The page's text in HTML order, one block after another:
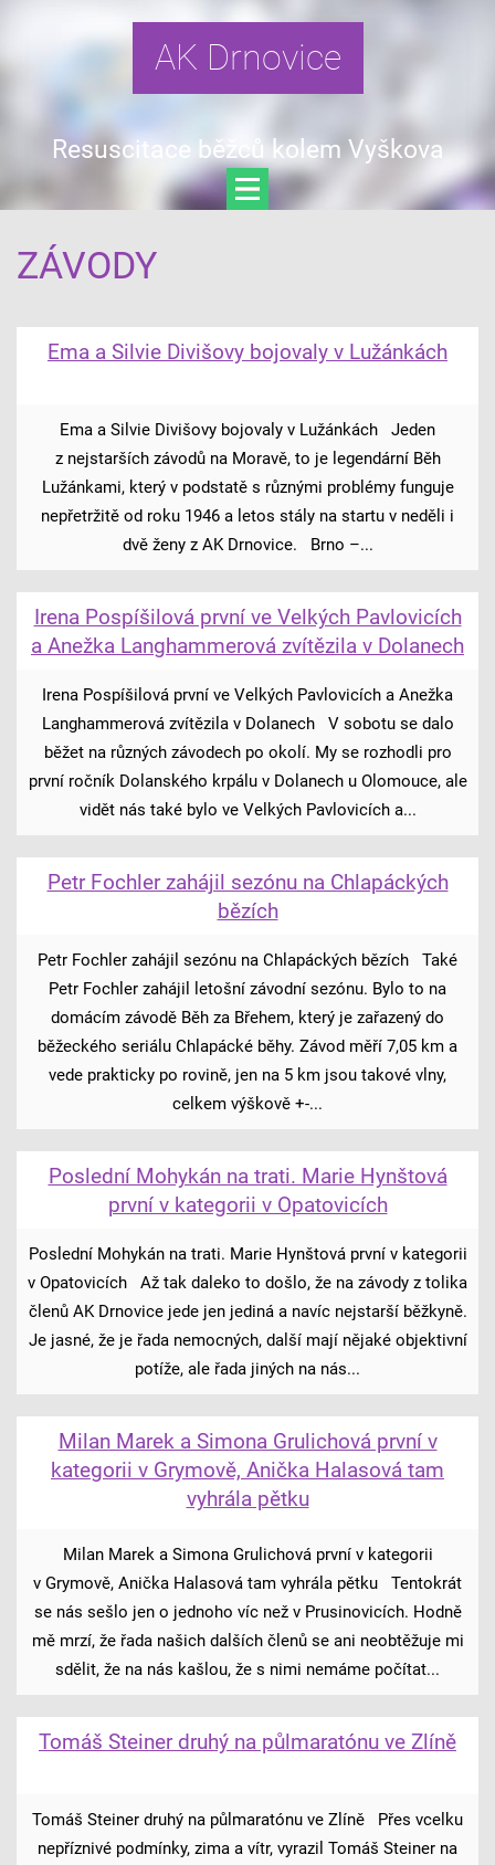
AK Drnovice
Resuscitace běžců kolem Vyškova
ZÁVODY
Ema a Silvie Divišovy bojovaly v Lužánkách
Ema a Silvie Divišovy bojovaly v Lužánkách Jeden
z nejstarších závodů na Moravě, to je legendární Běh
Lužánkami, který v podstatě s různými problémy funguje
nepřetržitě od roku 1946 a letos stály na startu v neděli i
dvě ženy z AK Drnovice. Brno –...
Irena Pospíšilová první ve Velkých Pavlovicích
a Anežka Langhammerová zvítězila v Dolanech
Irena Pospíšilová první ve Velkých Pavlovicích a Anežka
Langhammerová zvítězila v Dolanech V sobotu se dalo
běžet na různých závodech po okolí. My se rozhodli pro
první ročník Dolanského krpálu v Dolanech u Olomouce, ale
vidět nás také bylo ve Velkých Pavlovicích a...
Petr Fochler zahájil sezónu na Chlapáckých
bězích
Petr Fochler zahájil sezónu na Chlapáckých bězích Také
Petr Fochler zahájil letošní závodní sezónu. Bylo to na
domácím závodě Běh za Břehem, který je zařazený do
běžeckého seriálu Chlapácké běhy. Závod měří 7,05 km a
vede prakticky po rovině, jen na 5 km jsou takové vlny,
celkem výškově +-...
Poslední Mohykán na trati. Marie Hynštová
první v kategorii v Opatovicích
Poslední Mohykán na trati. Marie Hynštová první v kategorii
v Opatovicích Až tak daleko to došlo, že na závody z tolika
členů AK Drnovice jede jen jediná a navíc nejstarší běžkyně.
Je jasné, že je řada nemocných, další mají nějaké objektivní
potíže, ale řada jiných na nás...
Milan Marek a Simona Grulichová první v
kategorii v Grymově, Anička Halasová tam
vyhrála pětku
Milan Marek a Simona Grulichová první v kategorii
v Grymově, Anička Halasová tam vyhrála pětku Tentokrát
se nás sešlo jen o jednoho víc než v Prusinovicích. Hodně
mě mrzí, že řada našich dalších členů se ani neobtěžuje mi
sdělit, že na nás kašlou, že s nimi nemáme počítat...
Tomáš Steiner druhý na půlmaratónu ve Zlíně
Tomáš Steiner druhý na půlmaratónu ve Zlíně Přes vcelku
nepříznivé podmínky, zima a vítr, vyrazil Tomáš Steiner na